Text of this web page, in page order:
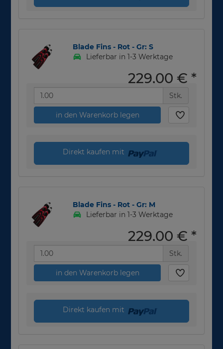
Blade Fins - Rot - Gr: S
Lieferbar in 1-3 Werktage
229,00 € *
Stk.
in den Warenkorb legen
Direkt kaufen mit
Blade Fins - Rot - Gr: M
Lieferbar in 1-3 Werktage
229,00 € *
Stk.
in den Warenkorb legen
Direkt kaufen mit